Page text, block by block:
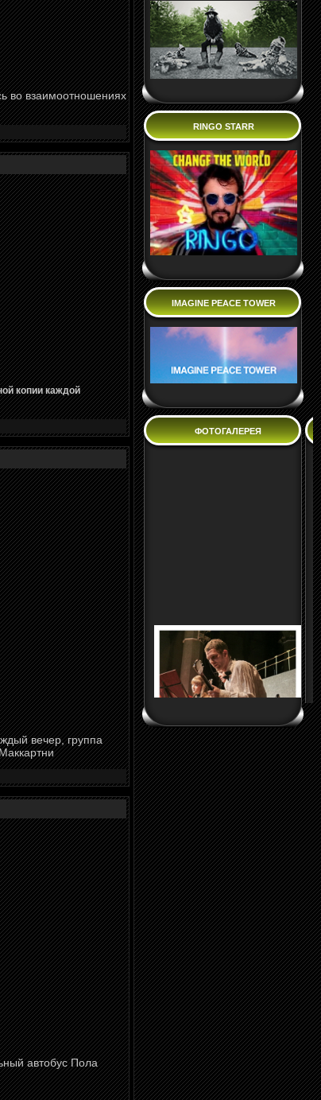
во взаимоотношениях
копии каждой
вечер, группа
автобус Пола
RINGO STARR
IMAGINE PEACE TOWER
ФОТОГАЛЕРЕЯ